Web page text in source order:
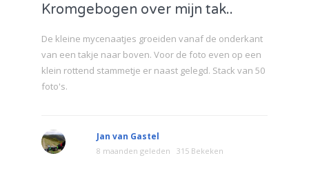
Kromgebogen over mijn tak..
De kleine mycenaatjes groeiden vanaf de onderkant
van een takje naar boven. Voor de foto even op een
klein rottend stammetje er naast gelegd. Stack van 50
foto's.
Jan van Gastel
8 maanden geleden 315 Bekeken